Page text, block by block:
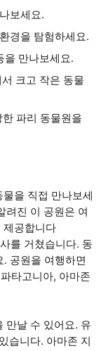
보세요.
경을 탐험하세요.
을 만나보세요.
크고 작은 동물
파리 동물원을
을 직접 만나보세
려진 이 공원은 여
제공합니다
를 거쳤습니다. 동
공원을 여행하면
타고니아, 아마존
만날 수 있어요. 유
습니다. 아마존 지